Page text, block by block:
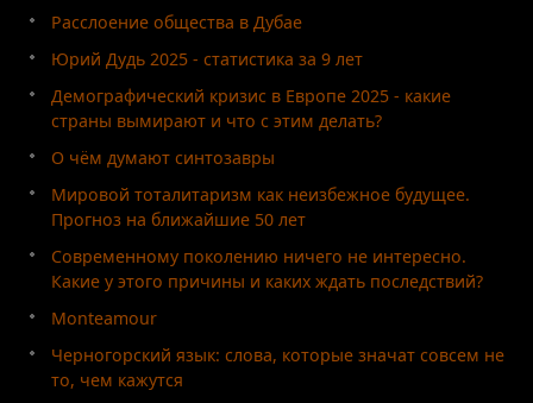
Расслоение общества в Дубае
Юрий Дудь 2025 - статистика за 9 лет
Демографический кризис в Европе 2025 - какие
страны вымирают и что с этим делать?
О чём думают синтозавры
Мировой тоталитаризм как неизбежное будущее.
Прогноз на ближайшие 50 лет
Современному поколению ничего не интересно.
Какие у этого причины и каких ждать последствий?
Monteamour
Черногорский язык: слова, которые значат совсем не
то, чем кажутся